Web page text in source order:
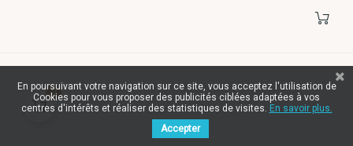
0
En poursuivant votre navigation sur ce site, vous acceptez l'utilisation de
Cookies pour vous proposer des publicités ciblées adaptées à vos
centres d'intérêts et réaliser des statistiques de visites. En savoir plus.
Accepter